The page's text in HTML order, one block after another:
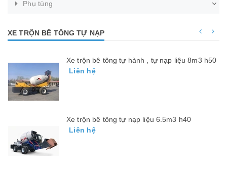
Phụ tùng
XE TRỘN BÊ TÔNG TỰ NẠP
Xe trộn bê tông tự hành , tự nạp liệu 8m3 h50
Liên hệ
Xe trộn bê tông tự nạp liệu 6.5m3 h40
Liên hệ